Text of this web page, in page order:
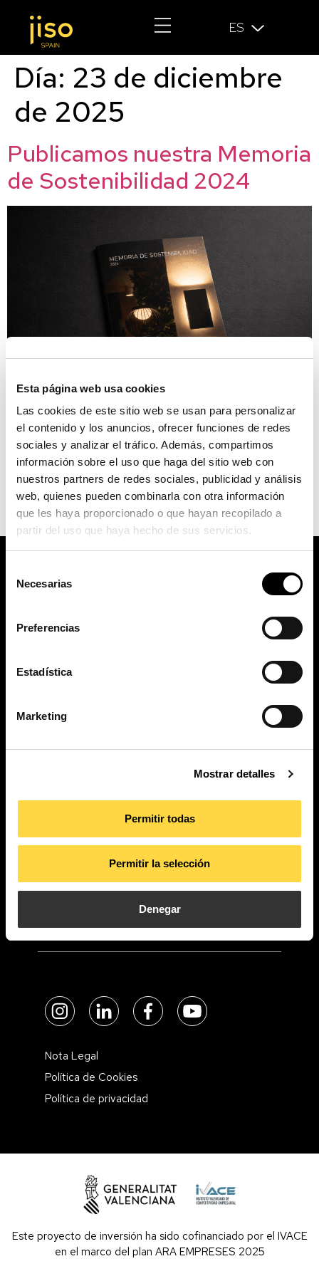
Esta página web usa cookies
Las cookies de este sitio web se usan para personalizar
el contenido y los anuncios, ofrecer funciones de redes
sociales y analizar el tráfico. Además, compartimos
información sobre el uso que haga del sitio web con
nuestros partners de redes sociales, publicidad y análisis
web, quienes pueden combinarla con otra información
que les haya proporcionado o que hayan recopilado a
partir del uso que haya hecho de sus servicios.
Necesarias
Preferencias
Estadística
Marketing
Mostrar detalles
Permitir todas
Permitir la selección
Denegar
ES
Día: 23 de diciembre
de 2025
Publicamos nuestra Memoria
de Sostenibilidad 2024
Un compromiso firme con el presente y el futuro La
sostenibilidad ya no es una opción, sino una responsabilidad
compartida. En JISO creemos que el crecimiento empresarial
debe ir de la mano del respeto por el entorno, las personas y
la sociedad. Por eso, hoy damos un paso más en nuestro
compromiso con la transparencia […]
c/ Fuente Corachán, 223
46370 Chiva – Valencia
contact
Nosotros
Actualidad
Descargas
Nota Legal
Política de Cookies
Política de privacidad
Este proyecto de inversión ha sido cofinanciado por el IVACE
en el marco del plan ARA EMPRESES 2025